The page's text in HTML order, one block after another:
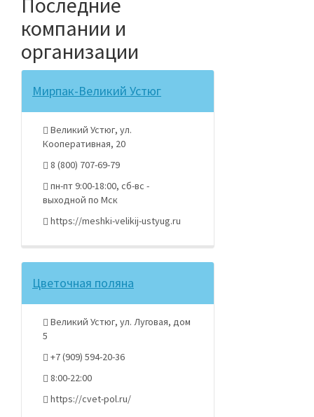
компании и
организации
Мирпак-Великий Устюг
Великий Устюг, ул.
Кооперативная, 20
8 (800) 707-69-79
пн-пт 9:00-18:00, сб-вс -
выходной по Мск
https://meshki-velikij-ustyug.ru
Цветочная поляна
Великий Устюг, ул. Луговая, дом
5
+7 (909) 594-20-36
8:00-22:00
https://cvet-pol.ru/